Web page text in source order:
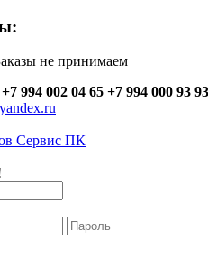
не принимаем
+7 994 002 04 65 +7 994 000 93 93